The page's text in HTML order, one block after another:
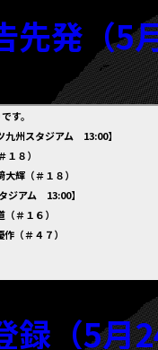
先発（5
す。
州スタジアム 13:00】
８）
輝（＃１８）
ジアム 13:00】
＃１６）
（＃４７）
録（5月